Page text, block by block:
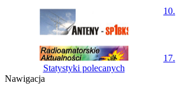
Statystyki polecanych
Nawigacja
10.
17.